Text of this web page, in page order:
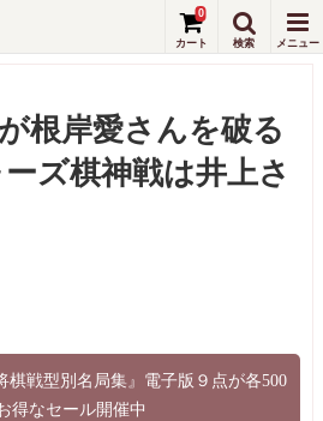
0
根岸愛さんを破る
ズ棋神戦は井上さ
棋戦型別名局集』電子版９点が各500
得なセール開催中